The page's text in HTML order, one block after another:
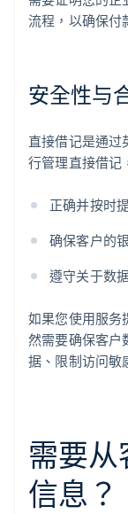
流程，以确保付
安全性与
直接借记是通过
行管理直接借记
正确并按时
确保客户的
遵守关于数
如果您使用服务
然需要确保客户
据、限制访问敏
需要
信息？